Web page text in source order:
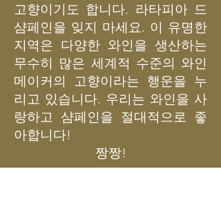
고향이기도 합니다. 라타피아 드
샴페인을 잊지 마세요. 이 유명한
지역은 다양한 와인을 생산하는
무수히 많은 세계적 수준의 와인
메이커의 고향이라는 행운을 누
리고 있습니다. 우리는 와인을 사
랑하고 샴페인을 절대적으로 좋
아합니다!
짱짱!